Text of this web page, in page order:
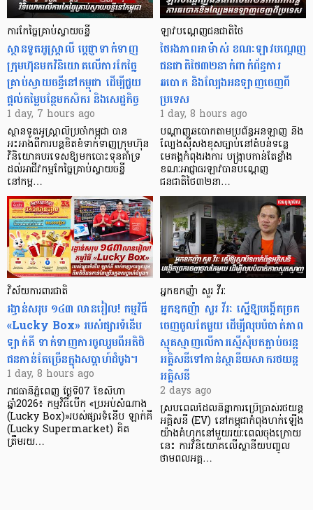
ការកែច្នៃគ្រាប់ស្វាយចន្ទី
ស្ថានទូតអូស្ត្រាលី ប្តេជ្ញាទាក់ទាញ
ក្រុមហ៊ុនមក​វិនិយោគលើការកែច្នៃ
គ្រាប់ស្វាយចន្ទីនៅកម្ពុជា ដើម្បីជួយ
ផ្តល់តម្លៃបន្ថែមកសិករ និងសេដ្ឋកិច្ច
1 day, 7 hours ago
ស្ថានទូតអូស្ត្រាលីប្រចាំកម្ពុជា បាន
អះអាងពីការបន្តខិតខំទាក់ទាញក្រុមហ៊ុន
វិនិយោគបរទេសឱ្យមកបោះទុនគាំទ្រ
ដល់អាជីវកម្មកែច្នៃគ្រាប់ស្វាយចន្ទី
នៅកម្ព…
ឡាវបណ្តេញជនជាតិថៃ
ថៃរងភាពអាម៉ាស់ ខណៈឡាវបណ្តេញ
ជនជាតិថៃ៣២នាក់ពាក់ព័ន្ធការ
ឆបោក និងល្បែងអនឡាញចេញពី
ប្រទេស
1 day, 8 hours ago
បណ្តាញឆបោកតាមប្រព័ន្ធអនឡាញ និង
ល្បែងស៊ីសងខុសច្បាប់នៅតំបន់ទន្លេ
មេគង្គកំពុងរងការ បង្ក្រាប​កាន់តែខ្លាំង
ខណៈអាជ្ញាធរឡាវបានបណ្តេញ
ជនជាតិថៃ៣២នា…
វិស័យការពារជាតិ
រង្វាន់សរុប ១៤៣ លានរៀល! កម្មវិធី
«Lucky Box» របស់ផ្សារទំនើប
ឡាក់គី ទាក់ទាញការចូលរួមពីអតិថិ
ជនកាន់តែច្រើនក្នុងសប្តាហ៍ដំបូង។
1 day, 8 hours ago
រាជធានីភ្នំពេញ ថ្ងៃទី07 ខែសីហា
ឆ្នាំ2026៖ កម្មវិធីបើក «ប្រអប់សំណាង
(Lucky Box)»របស់ផ្សារទំនើប ឡាក់គី
(Lucky Supermarket) គិត
ត្រឹមរយ…
អ្នកឧកញ៉ា សួរ វីរៈ
អ្នកឧកញ៉ា សួរ វីរៈ ស្នើឱ្យបង្កើតច្រក
ចេញចូលតែមួយ ដើម្បីលុបបំបាត់ភាព
ស្មុគស្មាញលើការស្នើសុំបតភ្ជាប់ចរន្ត
អគ្គិសនីទៅកាន់ស្ថានីយសាករថយន្ត
អគ្គិសនី
2 days ago
ស្របពេលដែលនិន្នាការប្រើប្រាស់រថយន្ត
អគ្គិសនី (EV) នៅកម្ពុជាកំពុងហក់ឡើង
យ៉ាងគំហុកនៅមួយរយៈពេលចុងក្រោយ
នេះ ការវិនិយោគលើស្ថានីយបញ្ចូល
ថាមពលអគ្គ…